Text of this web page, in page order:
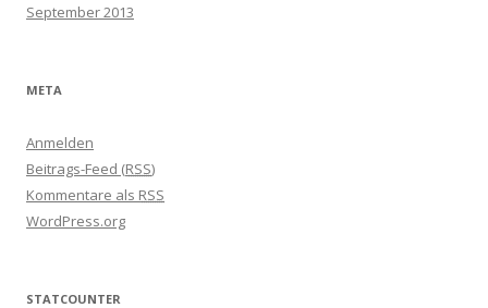
September 2013
META
Anmelden
Beitrags-Feed (RSS)
Kommentare als RSS
WordPress.org
STATCOUNTER